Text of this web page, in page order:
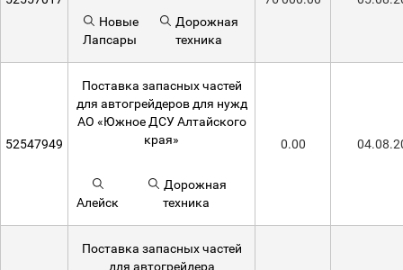
Новые
Лапсары
Дорожная
техника
52547949
Поставка запасных частей
для автогрейдеров для нужд
АО «Южное ДСУ Алтайского
края»
Алейск
Дорожная
техника
0.00
Поставка запасных частей
для автогрейдера